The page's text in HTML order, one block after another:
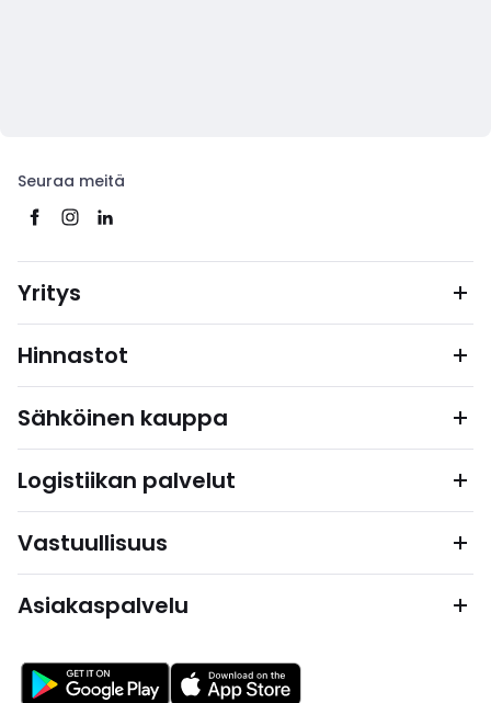
Seuraa meitä
Yritys
Hinnastot
Sähköinen kauppa
Logistiikan palvelut
Vastuullisuus
Asiakaspalvelu